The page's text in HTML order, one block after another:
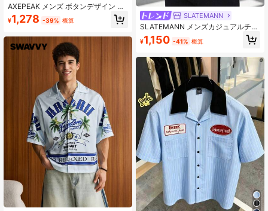
AXEPEAK メンズ ボタンデザイン 半
袖 カジュアルシャツ
¥1,278 -39% 概算
SLATEMANN
SLATEMANN メンズカジュアルチェ
ック柄半袖シャツ、夏用
¥1,150 -41% 概算